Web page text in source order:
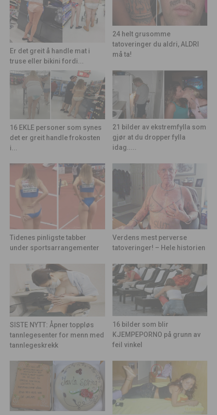
Er det greit å handle mat i
truse eller bikini fordi...
24 helt grusomme
tatoveringer du aldri, ALDRI
må ta!
16 EKLE personer som synes
det er greit handle frokosten
i...
21 bilder av ekstremfylla som
gjør at du dropper fylla
idag.....
Tidenes pinligste tabber
under sportsarrangementer
Verdens mest perverse
tatoveringer! – Hele historien
SISTE NYTT: Åpner toppløs
tannlegesenter for menn med
tannlegeskrekk
16 bilder som blir
KJEMPEPORNO på grunn av
feil vinkel